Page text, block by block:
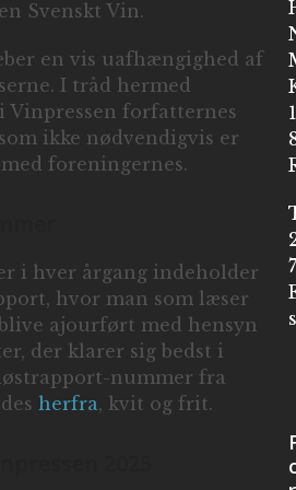
Svenskt Vin.
en vis uafhængighed af
I tråd hermed
forfatternes
ikke nødvendigvis er
foreningernes.
i hver årgang indeholder
hvor man som læser
ajourført med hensyn
der klarer sig bedst i
nummer fra
herfra, kvit og frit.